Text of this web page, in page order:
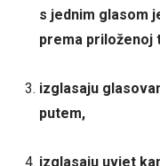
s jednim glasom
prema
izglasaju
putem,
izglasaju uvjet